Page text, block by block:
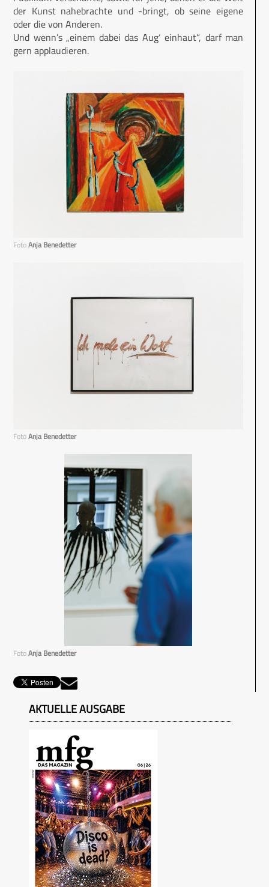
der Kunst nahebrachte und -bringt, ob seine eigene
oder die von Anderen.
Und wenn’s „einem dabei das Aug‘ einhaut“, darf man
gern applaudieren.
FotoAnja Benedetter
FotoAnja Benedetter
FotoAnja Benedetter
AKTUELLE AUSGABE